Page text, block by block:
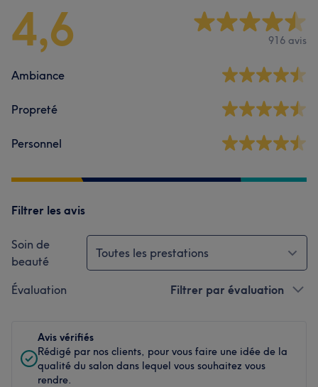
4,6 916 avis
Ambiance
Propreté
Personnel
Filtrer les avis
Soin de
beauté
Toutes les prestations
Évaluation Filtrer par évaluation
Avis vérifiés
Rédigé par nos clients, pour vous faire une idée de la
qualité du salon dans lequel vous souhaitez vous
rendre.